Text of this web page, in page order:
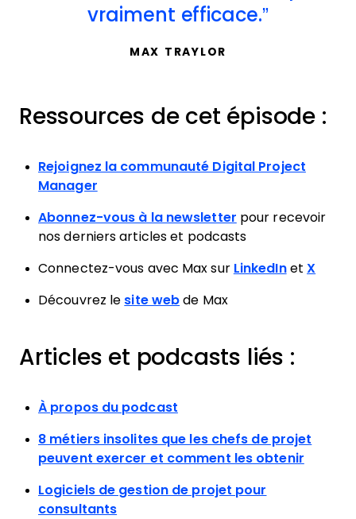
vraiment efficace.
MAX TRAYLOR
Ressources de cet épisode :
Rejoignez la communauté Digital Project
Manager
Abonnez-vous à la newsletter pour recevoir
nos derniers articles et podcasts
Connectez-vous avec Max sur LinkedInetX
Découvrez le site web de Max
Articles et podcasts liés :
À propos du podcast
8 métiers insolites que les chefs de projet
peuvent exercer et comment les obtenir
Logiciels de gestion de projet pour
consultants